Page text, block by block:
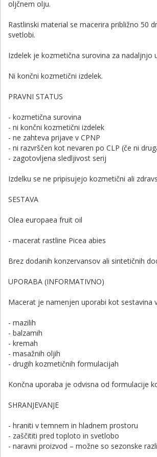
oljčnem olju.
Rastlinski material se macerira približno 50
svetlobi.
Izdelek je kozmetična surovina za nadaljnjo
Ni končni kozmetični izdelek.
PRAVNI STATUS
- kozmetična surovina
- ni končni kozmetični izdelek
- ne zahteva prijave v CPNP
- ni razvrščen kot nevaren po CLP (če ni
- zagotovljena sledljivost serij
Izdelku se ne pripisujejo kozmetični ali
SESTAVA
Olea europaea fruit oil
- macerat rastline Picea abies
Brez dodanih konzervansov ali sintetičnih
UPORABA (INFORMATIVNO)
Macerat je namenjen uporabi kot sestavina
- mazilih
- balzamih
- kremah
- masažnih oljih
- drugih kozmetičnih formulacijah
Končna uporaba je odvisna od formulacije
SHRANJEVANJE
- hraniti v temnem in hladnem prostoru
- zaščititi pred toploto in svetlobo
- naravni proizvod – možne so sezonske